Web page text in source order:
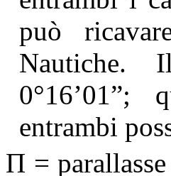
può
Nautiche.
0°16’01”;
entrambi
Π =